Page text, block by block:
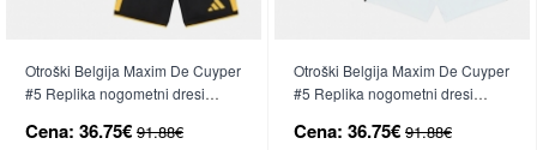
Otroški Belgija Maxim De Cuyper
#5 Replika nogometni dresi
Rokav (+ hlače)
Cena: 36.75€ 91.88€
Otroški Belgija Maxim De Cuyper
#5 Replika nogometni dresi
Kratek Rokav (+ hlače)
Cena: 36.75€ 91.88€